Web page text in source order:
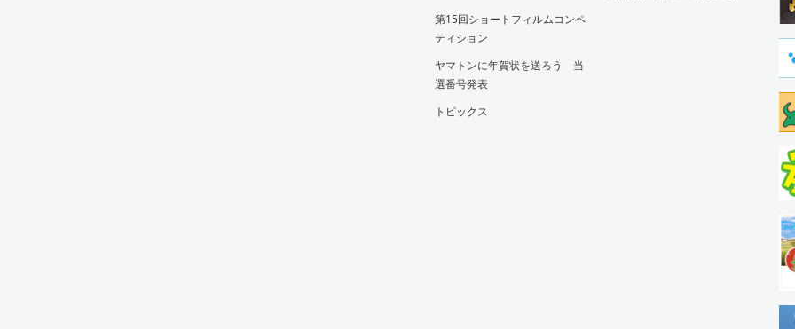
第15回ショートフィルムコンペ
ティション
ヤマトンに年賀状を送ろう 当
選番号発表
トピックス